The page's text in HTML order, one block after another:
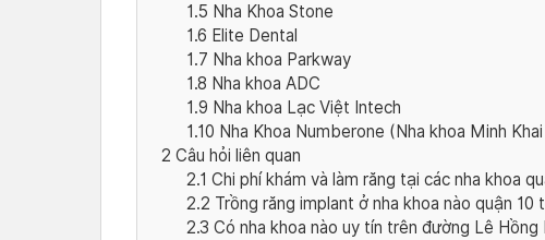
1.5 Nha Khoa Stone
1.6 Elite Dental
1.7 Nha khoa Parkway
1.8 Nha khoa ADC
1.9 Nha khoa Lạc Việt Intech
1.10 Nha Khoa Numberone (Nha khoa Minh
2 Câu hỏi liên quan
2.1 Chi phí khám và làm răng tại các nha khoa
2.2 Trồng răng implant ở nha khoa nào quận 10
2.3 Có nha khoa nào uy tín trên đường Lê Hồng